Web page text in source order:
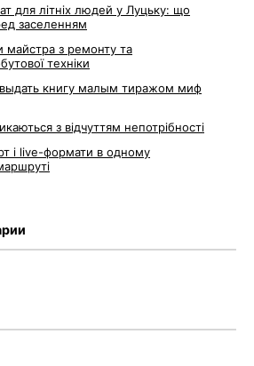
для літніх людей у Луцьку: що
заселенням
майстра з ремонту та
техніки
выдать книгу малым тиражом миф
з відчуттям непотрібності
і live-формати в одному